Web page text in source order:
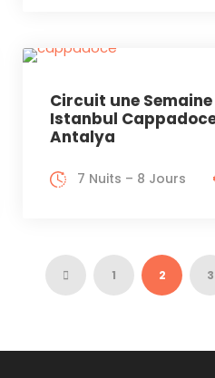
Circuit une Semaine
Istanbul
Antalya
7 Nuits – 8 Jours
1 2 3